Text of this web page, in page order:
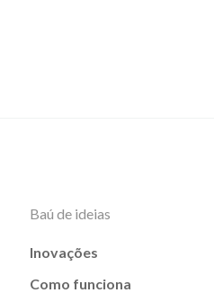
Baú de ideias
Inovações
Como funciona